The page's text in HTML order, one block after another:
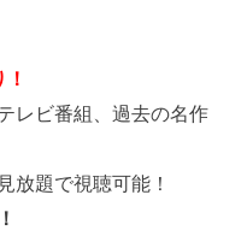
レビ番組、過去の名作
放題で視聴可能！